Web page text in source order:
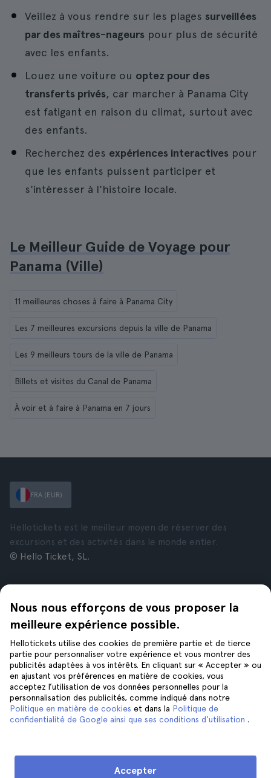
Veillez à vous rendre sur les plages surveillées
par des maîtres-nageurs pour plus de sécurité
avec les enfants.
Louez une voiture ou optez pour des
transferts privés, car marcher à Panama City
est fatigant en raison du climat, surtout avec
des enfants.
Recherchez des expériences interactives pour
que les enfants puissent participer et
s'intéresser à l'histoire locale.
Le Meilleur Guide de Voyage pour
Panama (Ville)
11 meilleures choses à faire à Panama City
Les 7 meilleures excursions depuis la ville de Panama
Les 9 meilleurs tours de la ville de Panama
Billets et visites du Canal de Panama
À voir et à faire à Panama en 7 jours
Nous nous efforçons de vous proposer la
meilleure expérience possible.
Hellotickets utilise des cookies de première partie et de tierce
partie pour personnaliser votre expérience et vous montrer des
publicités adaptées à vos intérêts. En cliquant sur « Accepter » ou
en ajustant vos préférences en matière de cookies, vous
acceptez l’utilisation de vos données personnelles pour la
personnalisation des publicités, comme indiqué dans notre
Politique en matière de cookies et dans la Politique de
confidentialité de Google ainsi que ses conditions d'utilisation .
Accepter
FRA (EUR)
Hellotickets est le meilleur moyen de réserver des
excursions et des activités dans le monde entier.
© Hello Ticket, SL.
À propos de nous
Offres d’emploi
Avis
Confidentialité
Conditions générales
Mentions Légales
Cookies
New York
Rome
Londres
Grenade
Cracovie
Tenerife
Aide